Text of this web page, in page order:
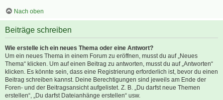
Nach oben
Beiträge schreiben
Wie erstelle ich ein neues Thema oder eine Antwort?
Um ein neues Thema in einem Forum zu eröffnen, musst du auf „Neues
Thema“ klicken. Um auf einen Beitrag zu antworten, musst du auf „Antworten“
klicken. Es könnte sein, dass eine Registrierung erforderlich ist, bevor du einen
Beitrag schreiben kannst. Deine Berechtigungen sind jeweils am Ende der
Foren- und der Beitragsansicht aufgelistet. Z. B. „Du darfst neue Themen
erstellen“, „Du darfst Dateianhänge erstellen“ usw.